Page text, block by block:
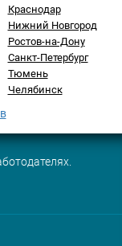
Краснодар
Нижний Новгород
Ростов-на-Дону
Санкт-Петербург
Тюмень
Челябинск